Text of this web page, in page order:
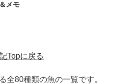
メモ
Topに戻る
全80種類の魚の一覧です。